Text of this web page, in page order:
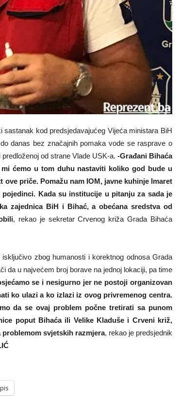
kod predsjedavajućeg Vijeća ministara BiH
danas bez značajnih pomaka vode se rasprave o
od strane Vlade USK-a. -Građani Bihaća
ćemo u tom duhu nastaviti koliko god bude u
priče. Pomažu nam IOM, javne kuhinje Imaret
Kada su institucije u pitanju za sada je
zajednica BiH i Bihać, a obećana sredstva od
, rekao je sekretar Crvenog križa Grada Bihaća
zbog humanosti i korektnog odnosa Grada
da u najvećem broj borave na jednoj lokaciji, pa time
se i nesigurno jer ne postoji organizovan
ko ulazi a ko izlazi iz ovog privremenog centra.
da se ovaj problem počne tretirati sa punom
poput Bihaća ili Velike Kladuše i Crveni križ,
svjetskih razmjera, rekao je predsjednik